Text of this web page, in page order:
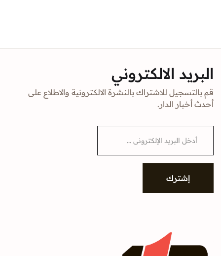
البريد الالكتروني
قم بالتسجيل للاشتراك بالنشرة الالكترونية والاطلاع على
أحدث أخبار الدار.
i
إشترك